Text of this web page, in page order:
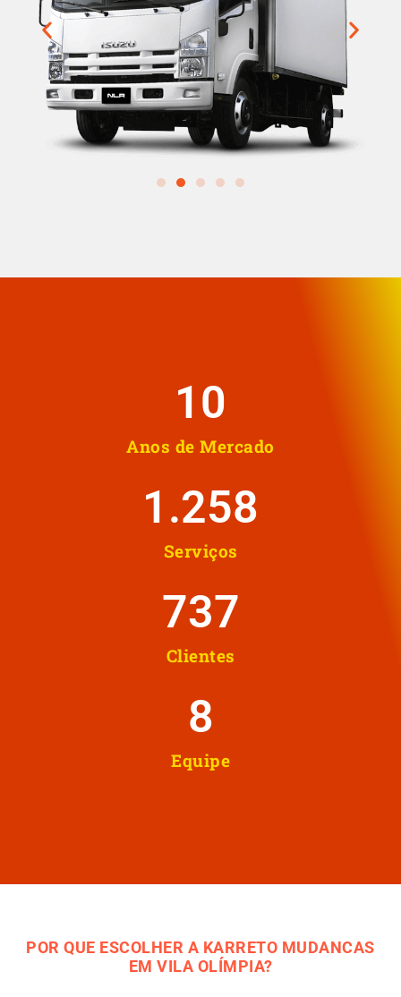
Anos de Mercado
10
Serviços
1.258
Clientes
737
Equipe
8
POR QUE ESCOLHER A KARRETO MUDANCAS
EM VILA OLÍMPIA?